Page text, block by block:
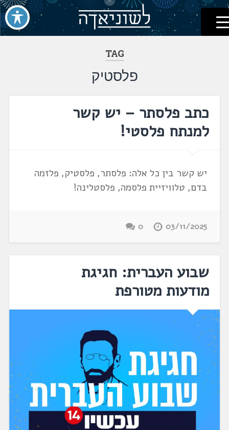
דלג
לתוכן
לשוניאדה
עברית. לשון. שפה
TAG
פלסטיק
כתב פלסתר – יש קשר
למנתח פלסטי!
יש קשר בין כל אלה: פלסתר, פלסטיק, פלזמה
בדם, טלוויזיית פלסמה, פלסטלינה!
03/11/2025
0
שבוע העברית: חגיגת
מודעות מטורפת